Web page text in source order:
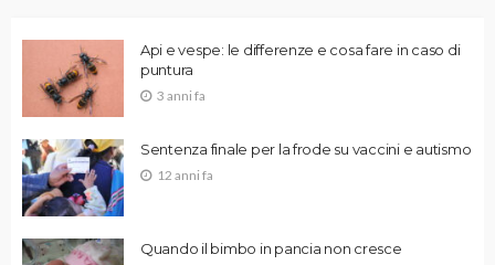
Api e vespe: le differenze e cosa fare in caso di
puntura
3 anni fa
Sentenza finale per la frode su vaccini e autismo
12 anni fa
Quando il bimbo in pancia non cresce